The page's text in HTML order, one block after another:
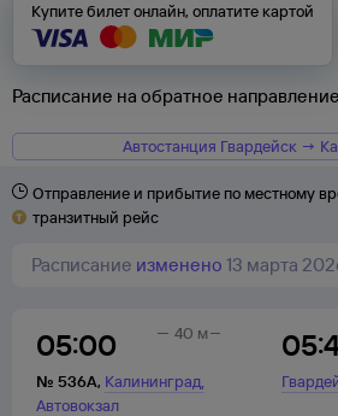
Купите билет онлайн, оплатите картой
Расписание на обратное направление
Автостанция Гвардейск →
Отправление и прибытие по местному
транзитный рейс
Расписание изменено 13 марта
05:00
№ 536А, Калининград,
Автовокзал
40 м